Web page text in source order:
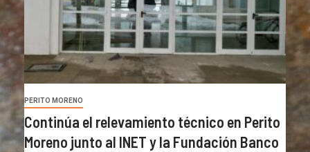
PERITO MORENO
Continúa el relevamiento técnico en Perito
Moreno junto al INET y la Fundación Banco